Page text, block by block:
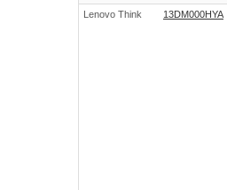
Lenovo Think 13DM000HYA